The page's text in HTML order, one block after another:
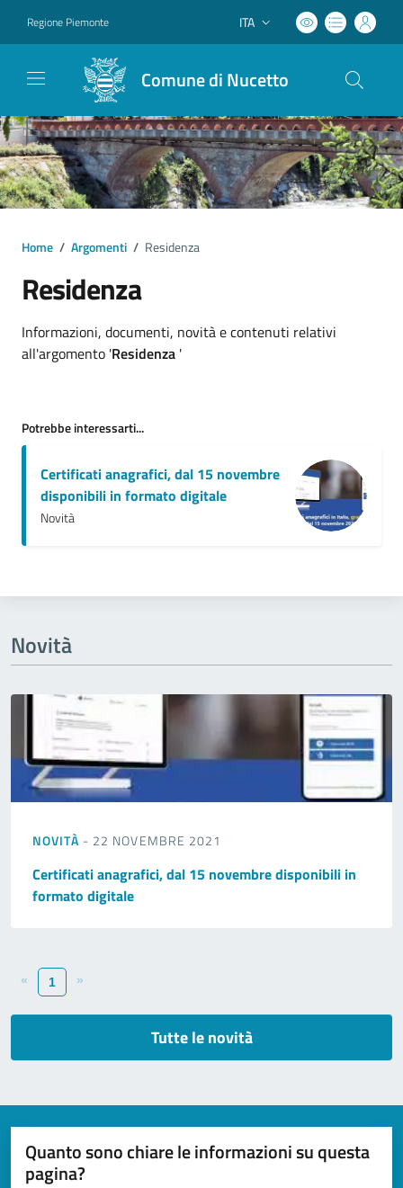
Regione Piemonte Lingua attiva:
ITA
Comune di Nucetto
Home / Argomenti / Residenza
Residenza
Dettagli argomento
Informazioni, documenti, novità e contenuti relativi
all'argomento 'Residenza '
Potrebbe interessarti...
Certificati anagrafici, dal 15 novembre
disponibili in formato digitale
Novità
Novità
NOVITÀ - 22 NOVEMBRE 2021
Certificati anagrafici, dal 15 novembre disponibili in
formato digitale
« 1 »
Tutte le novità
Quanto sono chiare le informazioni su questa
pagina?